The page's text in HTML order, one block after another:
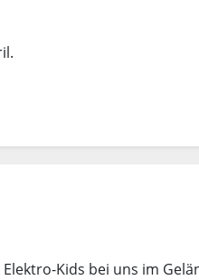
Kids bei uns im